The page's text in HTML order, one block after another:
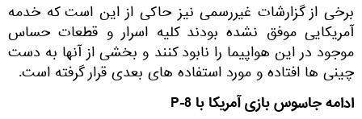
برخی از گزارشات غیررسمی نیز حاکی از این است که خدمه
آمریکایی موفق نشده بودند کلیه اسرار و قطعات حساس
موجود در این هواپیما را نابود کنند و بخشی از آنها به دست
چینی ها افتاده و مورد استفاده های بعدی قرار گرفته است.
ادامه جاسوس بازی آمریکا با P-8